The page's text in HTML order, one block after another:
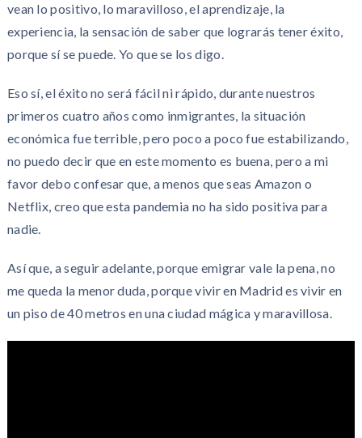
vean lo positivo, lo maravilloso, el aprendizaje, la
experiencia, la sensación de saber que lograrás tener éxito,
porque sí se puede. Yo que se los digo.
Eso sí, el éxito no será fácil ni rápido, durante nuestros
primeros cuatro años como inmigrantes, la situación
económica fue terrible, pero poco a poco fue estabilizando,
no puedo decir que en este momento es buena, pero a mi
favor debo confesar que, a menos que seas Amazon o
Netflix, creo que esta pandemia no ha sido positiva para
nadie.
Así que, a seguir adelante, porque emigrar vale la pena, no
me queda la menor duda, porque vivir en Madrid es vivir en
un piso de 40 metros en una ciudad mágica y maravillosa.